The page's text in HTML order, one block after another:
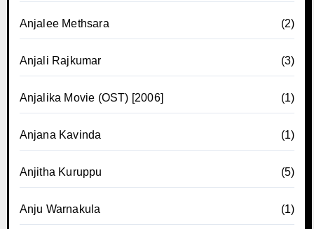
Anjalee Methsara (2)
Anjali Rajkumar (3)
Anjalika Movie (OST) [2006] (1)
Anjana Kavinda (1)
Anjitha Kuruppu (5)
Anju Warnakula (1)